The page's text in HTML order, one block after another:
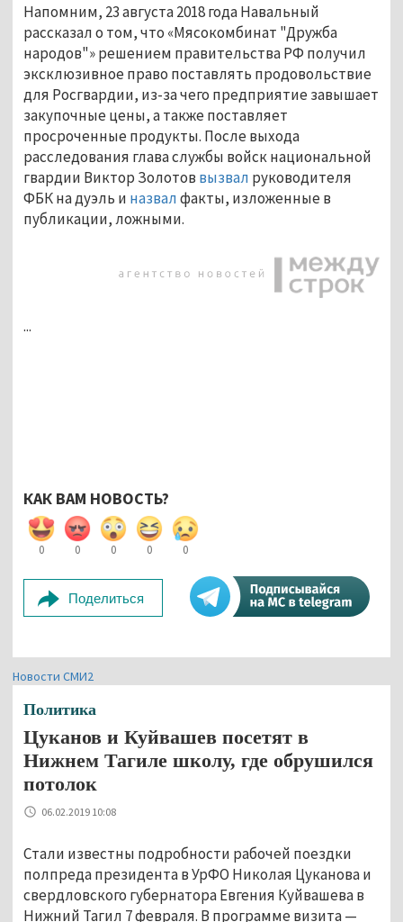
Напомним, 23 августа 2018 года Навальный
рассказал о том, что «Мясокомбинат "Дружба
народов"» решением правительства РФ получил
эксклюзивное право поставлять продовольствие
для Росгвардии, из-за чего предприятие завышает
закупочные цены, а также поставляет
просроченные продукты. После выхода
расследования глава службы войск национальной
гвардии Виктор Золотов вызвал руководителя
ФБК на дуэль и назвалфакты, изложенные в
публикации, ложными.
...
КАК ВАМ НОВОСТЬ?
0 0 0 0 0
Поделиться
Новости СМИ2
Политика
Цуканов и Куйвашев посетят в
Нижнем Тагиле школу, где обрушился
потолок
06.02.2019 10:08
Стали известны подробности рабочей поездки
полпреда президента в УрФО Николая Цуканова и
свердловского губернатора Евгения Куйвашева в
Нижний Тагил 7 февраля. В программе визита —